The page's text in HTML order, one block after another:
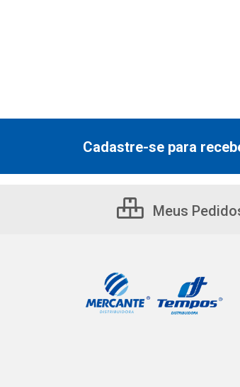
Cadastre-se para
Meus